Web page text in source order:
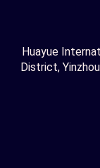
Huayue
District,